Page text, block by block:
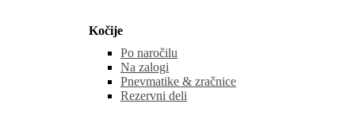
Kočije
Po naročilu
Na zalogi
Pnevmatike & zračnice
Rezervni deli